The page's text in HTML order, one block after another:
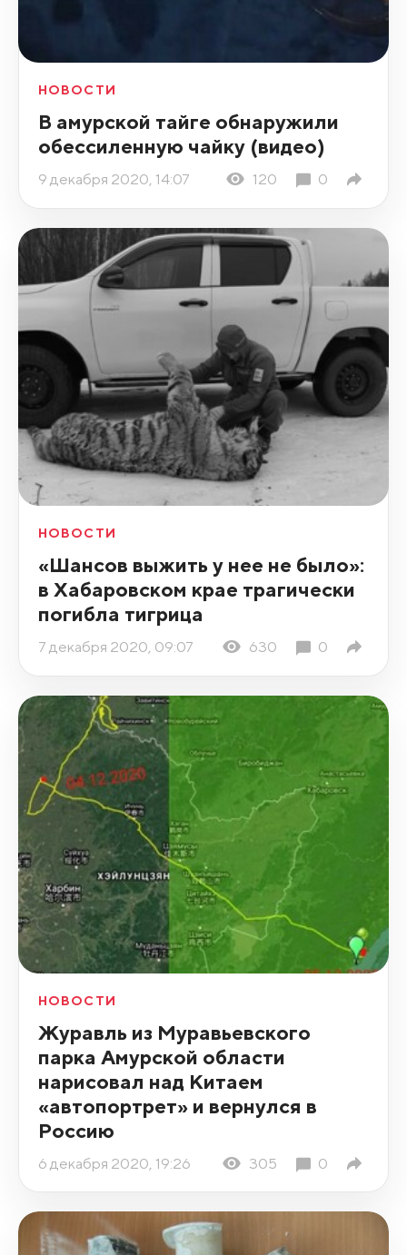
НОВОСТИ
В амурской тайге обнаружили
обессиленную чайку (видео)
9 декабря 2020, 14:07 120 0
НОВОСТИ
«Шансов выжить у нее не было»:
в Хабаровском крае трагически
погибла тигрица
7 декабря 2020, 09:07 630 0
НОВОСТИ
Журавль из Муравьевского
парка Амурской области
нарисовал над Китаем
«автопортрет» и вернулся в
Россию
6 декабря 2020, 19:26 305 0